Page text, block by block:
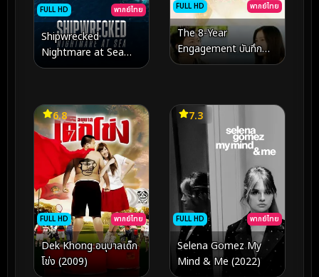
FULL HD พากย์ไทย
Shipwrecked
Nightmare at Sea
(2026) เรืออับปาง ฝัน
FULL HD พากย์ไทย
The 8-Year
Engagement บันทึก
น้ำตารัก 8 ปี (2017)
FULL HD พากย์ไทย
6.8
Dek Khong อนุบาลเด็ก
โข่ง (2009)
FULL HD พากย์ไทย
7.3
Selena Gomez My
Mind & Me (2022)